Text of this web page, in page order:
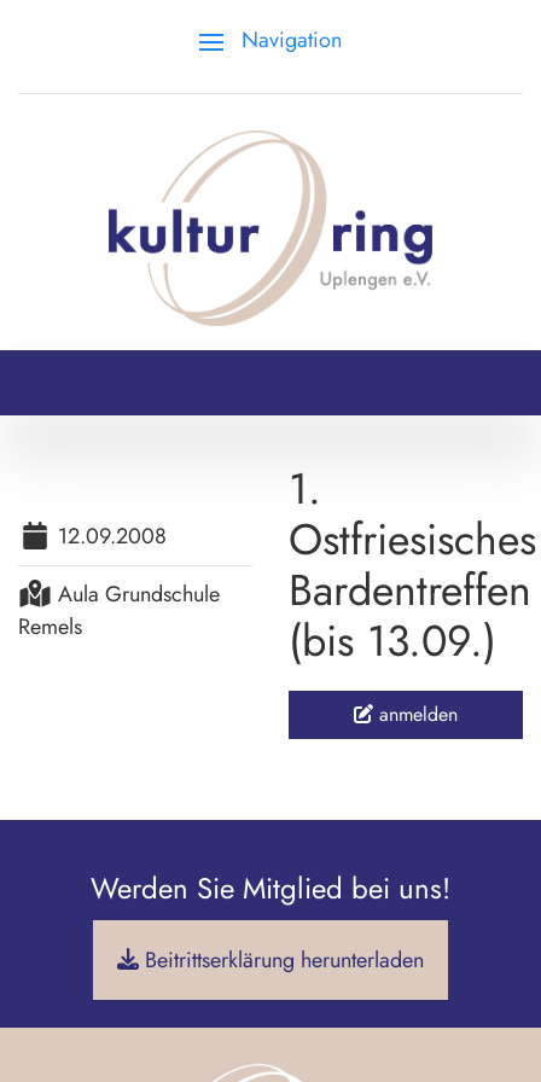
Navigation
12.09.2008
Aula Grundschule
Remels
1.
Ostfriesisches
Bardentreffen
(bis 13.09.)
anmelden
Werden Sie Mitglied bei uns!
Beitrittserklärung herunterladen